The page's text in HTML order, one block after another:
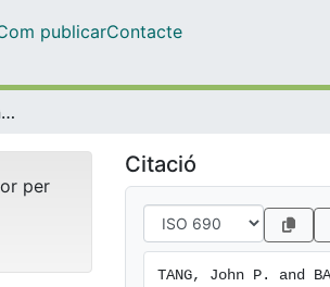
publicarContacte
Banks, credit supply, and the life cycle of firms: Evidence from late nineteenth century Japan
per
Citació
TANG, John P. and